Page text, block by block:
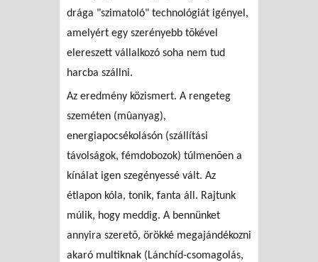
drága "szimatoló" technológiát igényel,
amelyért egy szerényebb tõkével
elereszett vállalkozó soha nem tud
harcba szállni.
Az eredmény közismert. A rengeteg
szeméten (mûanyag),
energiapocsékolásón (szállítási
távolságok, fémdobozok) túlmenõen a
kínálat igen szegényessé vált. Az
étlapon kóla, tonik, fanta áll. Rajtunk
múlik, hogy meddig. A bennünket
annyira szeretõ, örökké megajándékozni
akaró multiknak (Lánchíd-csomagolás,